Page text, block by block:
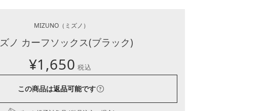
MIZUNO（ミズノ）
ノ カーフソックス(ブラック)
¥1,650 税込
この商品は返品可能です